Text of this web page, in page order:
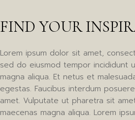
FIND YOUR
Lorem ipsum dolor sit amet,
sed do eiusmod tempor incididunt
magna aliqua. Et netus et
egestas. Faucibus interdum
amet. Vulputate ut pharetra sit
maecenas magna aliqua. Lorem